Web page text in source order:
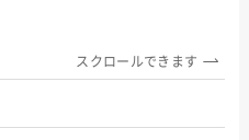
スクロールできます